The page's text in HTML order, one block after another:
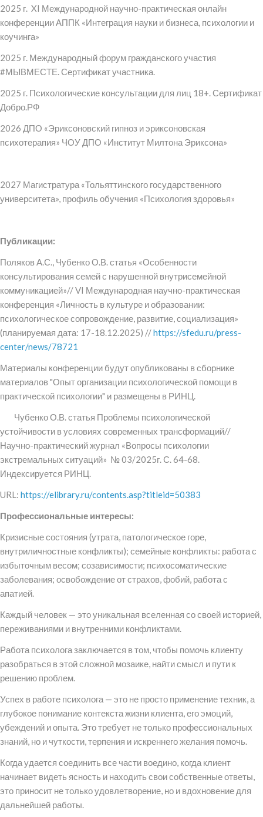
2025 г. XI Международной научно-практическая онлайн
конференции АППК «Интеграция науки и бизнеса, психологии и
коучинга»
2025 г. Международный форум гражданского участия
#МЫВМЕСТЕ. Сертификат участника.
2025 г. Психологические консультации для лиц 18+. Сертификат
Добро.РФ
2026 ДПО «Эриксоновский гипноз и эриксоновская
психотерапия» ЧОУ ДПО «Институт Милтона Эриксона»
2027 Магистратура «Тольяттинского государственного
университета», профиль обучения «Психология здоровья»
Публикации:
Поляков А.С., Чубенко О.В. статья «Особенности
консультирования семей с нарушенной внутрисемейной
коммуникацией»// VI Международная научно-практическая
конференция «Личность в культуре и образовании:
психологическое сопровождение, развитие, социализация»
(планируемая дата: 17-18.12.2025) //https://sfedu.ru/press-
center/news/78721
Материалы конференции будут опубликованы в сборнике
материалов "Опыт организации психологической помощи в
практической психологии" и размещены в РИНЦ.
Чубенко О.В. статья Проблемы психологической
устойчивости в условиях современных трансформаций//
Научно-практический журнал «Вопросы психологии
экстремальных ситуаций» № 03/2025г. С. 64-68.
Индексируется РИНЦ.
URL: https://elibrary.ru/contents.asp?titleid=50383
Профессиональные интересы:
Кризисные состояния (утрата, патологическое горе,
внутриличностные конфликты); семейные конфликты: работа с
избыточным весом; созависимости; психосоматические
заболевания; освобождение от страхов, фобий, работа с
апатией.
Каждый человек — это уникальная вселенная со своей историей,
переживаниями и внутренними конфликтами.
Работа психолога заключается в том, чтобы помочь клиенту
разобраться в этой сложной мозаике, найти смысл и пути к
решению проблем.
Успех в работе психолога — это не просто применение техник, а
глубокое понимание контекста жизни клиента, его эмоций,
убеждений и опыта. Это требует не только профессиональных
знаний, но и чуткости, терпения и искреннего желания помочь.
Когда удается соединить все части воедино, когда клиент
начинает видеть ясность и находить свои собственные ответы,
это приносит не только удовлетворение, но и вдохновение для
дальнейшей работы.